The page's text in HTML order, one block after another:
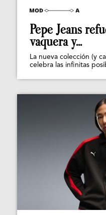
Pepe Jeans
vaquera y...
La nueva colección (y
celebra las infinitas